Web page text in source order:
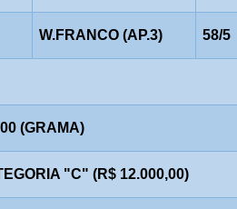
W.FRANCO (AP.3) 58/5
(GRAMA)
"C" (R$ 12.000,00)